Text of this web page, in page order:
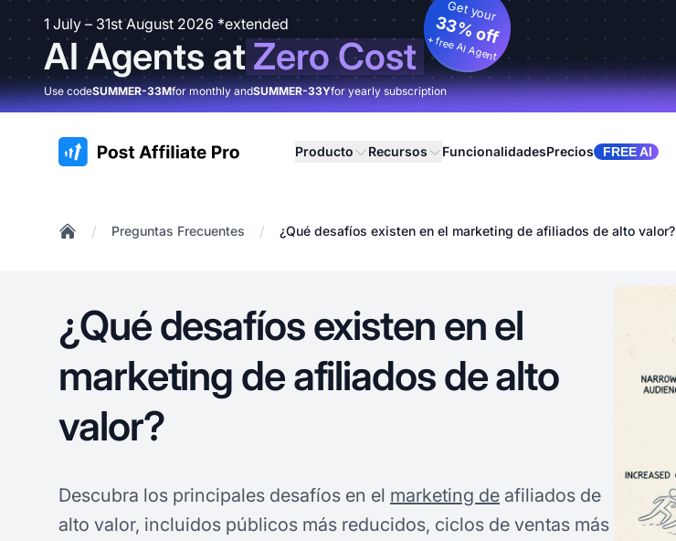
1 July – 31st August 2026 *extended
AI Agents atZero Cost
Get your
33% off
+ free AI Agent
Use codeSUMMER-33Mfor monthly andSUMMER-33Yfor yearly subscription
:site.title Producto Recursos FuncionalidadesPrecios FREE AI
/ Preguntas Frecuentes / ¿Qué desafíos existen en el marketing de afiliados de alto valor?
¿Qué desafíos existen en el
marketing de afiliados de alto
valor?
Descubra los principales desafíos en el marketing de afiliados de
alto valor, incluidos públicos más reducidos, ciclos de ventas más